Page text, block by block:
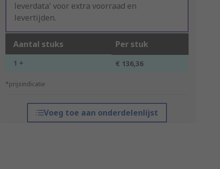
leverdata' voor extra voorraad en
levertijden.
Aantal stuks Per stuk
1 + € 136,36
*prijsindicatie
Voeg toe aan onderdelenlijst